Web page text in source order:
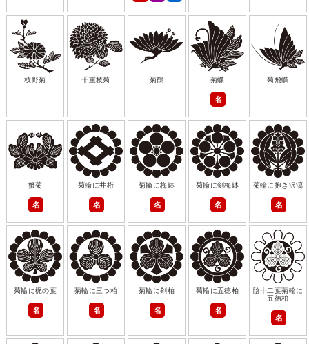
枝野菊 千重枝菊 菊鶴 菊蝶
名
菊飛蝶
蟹菊
名
菊輪に井桁
名
菊輪に梅鉢
名
菊輪に剣梅鉢
名
菊輪に抱き沢瀉
名
菊輪に梶の葉
名
菊輪に三つ柏
名
菊輪に剣柏
名
菊輪に五徳柏
名
陰十二葉菊輪に
五徳柏
名